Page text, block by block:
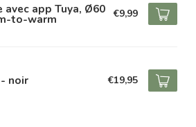
app Tuya, Ø60
to-warm €9,99
noir €19,95